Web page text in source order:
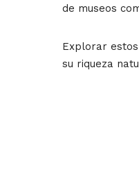
de museos
Explorar
su riqueza